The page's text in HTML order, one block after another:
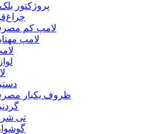
پروژکتور
لامپ کم
لامپ
ظروف یکبار
تی